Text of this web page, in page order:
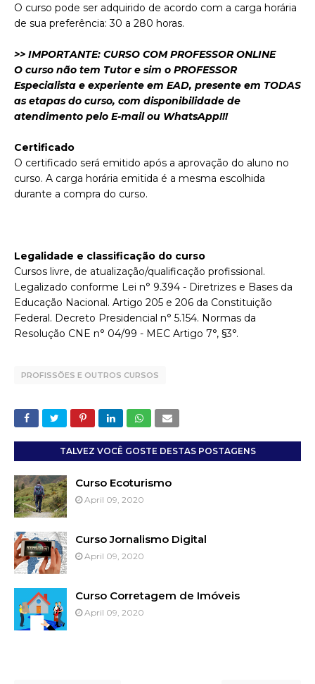
O curso pode ser adquirido de acordo com a carga horária
de sua preferência: 30 a 280 horas.
>> IMPORTANTE: CURSO COM PROFESSOR ONLINE
O curso não tem Tutor e sim o PROFESSOR
Especialista e experiente em EAD, presente em TODAS
as etapas do curso, com disponibilidade de
atendimento pelo E-mail ou WhatsApp!!!
Certificado
O certificado será emitido após a aprovação do aluno no
curso. A carga horária emitida é a mesma escolhida
durante a compra do curso.
Legalidade e classificação do curso
Cursos livre, de atualização/qualificação profissional.
Legalizado conforme Lei n° 9.394 - Diretrizes e Bases da
Educação Nacional. Artigo 205 e 206 da Constituição
Federal. Decreto Presidencial n° 5.154. Normas da
Resolução CNE n° 04/99 - MEC Artigo 7°, §3°.
PROFISSÕES E OUTROS CURSOS
TALVEZ VOCÊ GOSTE DESTAS POSTAGENS
Curso Ecoturismo
April 09, 2020
Curso Jornalismo Digital
April 09, 2020
Curso Corretagem de Imóveis
April 09, 2020